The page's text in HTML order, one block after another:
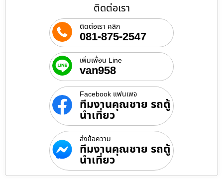
ติดต่อเรา
ติดต่อเรา คลิก
081-875-2547
เพิ่มเพื่อน Line
van958
Facebook แฟนเพจ
ทีมงานคุณชาย รถตู้
นำเที่ยว
ส่งข้อความ
ทีมงานคุณชาย รถตู้
นำเที่ยว